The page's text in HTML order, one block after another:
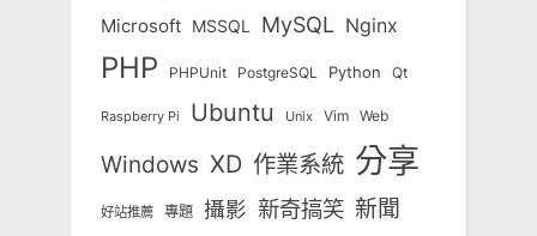
Microsoft MSSQL MySQL Nginx
PHP PHPUnit PostgreSQL Python Qt
Raspberry Pi Ubuntu Unix Vim Web
Windows XD 作業系統 分享
好站推薦 專題 攝影 新奇搞笑 新聞